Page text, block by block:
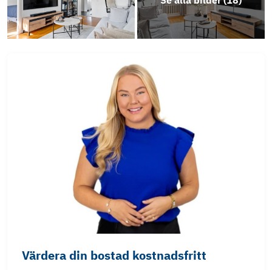
Värdera din bostad kostnadsfritt